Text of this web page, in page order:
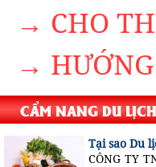
→ CHO
→
CẨM NANG DU LỊCH
Tại sao Du
CÔNG TY